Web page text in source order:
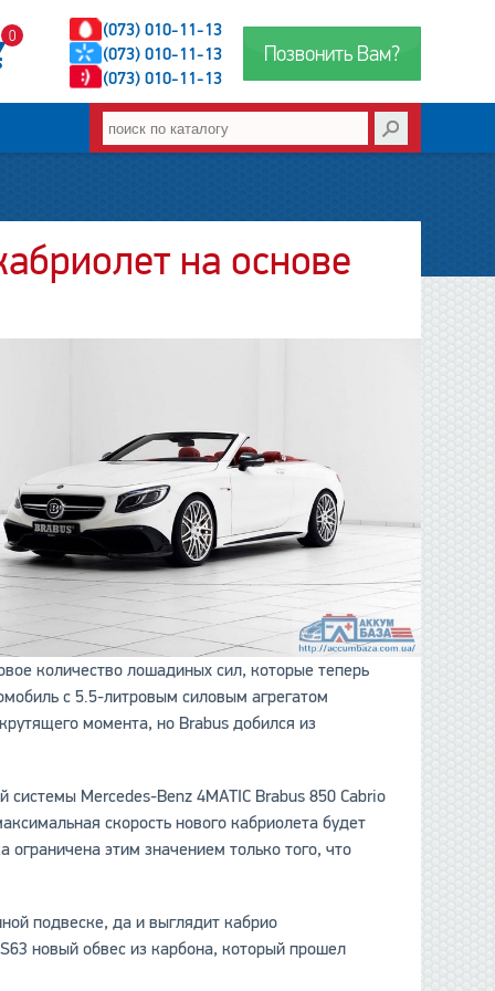
Позвонить Вам?
(073) 010-11-13
(073) 010-11-13
(073) 010-11-13
0
на основе
количество лошадиных сил, которые теперь
c 5.5-литровым силовым агрегатом
момента, но Brabus добился из
Mercedes-Benz 4MATIC Brabus 850 Cabrio
скорость нового кабриолета будет
этим значением только того, что
подвеске, да и выглядит кабрио
новый обвес из карбона, который прошел